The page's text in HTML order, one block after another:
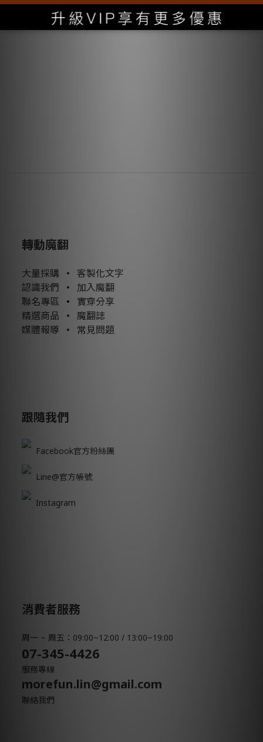
轉動魔翻
大量採購 •
客製化文字
認識我們 •
加入魔翻
聯名專區 •
實穿分享
精選商品 • 魔翻誌
媒體報導
• 常見問題
跟隨我們
Facebook官方粉絲團
Line@官方帳號
Instagram
消費者服務
周一 ~ 周五：09:00~12:00 / 13:00~19:00
07-345-4426
服務專線
morefun.lin@gmail.com
聯絡我們